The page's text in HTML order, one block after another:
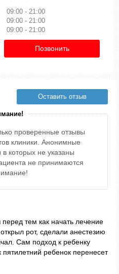
09:00 - 21:00
09:00 - 21:00
09:00 - 21:00
Позвонить
Оставить отзыв
проверенные отзывы
клиники. Анонимные
которых не указаны
не принимаются
тем как начать лечение
рот, сделали анестезию
Сам подход к ребенку
ребенок перенесет